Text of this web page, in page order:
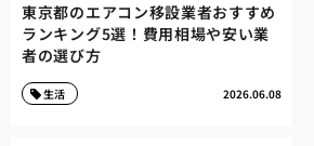
東京都のエアコン移設業者おすすめ
ランキング5選！費用相場や安い業
者の選び方
2026.06.08
生活